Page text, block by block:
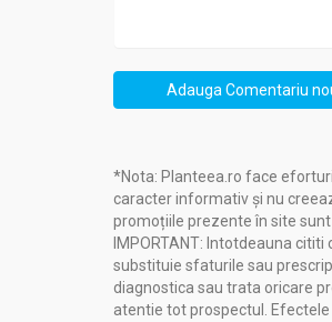
Adauga Comentariu
*Nota: Planteea.ro face
caracter informativ și nu
promoțiile prezente în site
IMPORTANT: Intotdeauna
substituie sfaturile sau
diagnostica sau trata oricare
atentie tot prospectul.